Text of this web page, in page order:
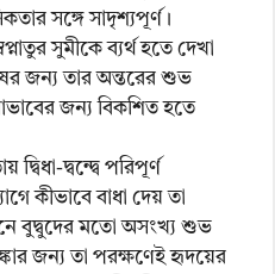
সঙ্গে সাদৃশ্যপূর্ণ।
সুমীকে ব্যর্থ হতে দেখা
জন্য তার অন্তরের শুভ
জন্য বিকশিত হতে
দ্বন্দ্বে পরিপূর্ণ
কীভাবে বাধা দেয় তা
বুদ্বুদের মতো অসংখ্য শুভ
জন্য তা পরক্ষণেই হৃদয়ের